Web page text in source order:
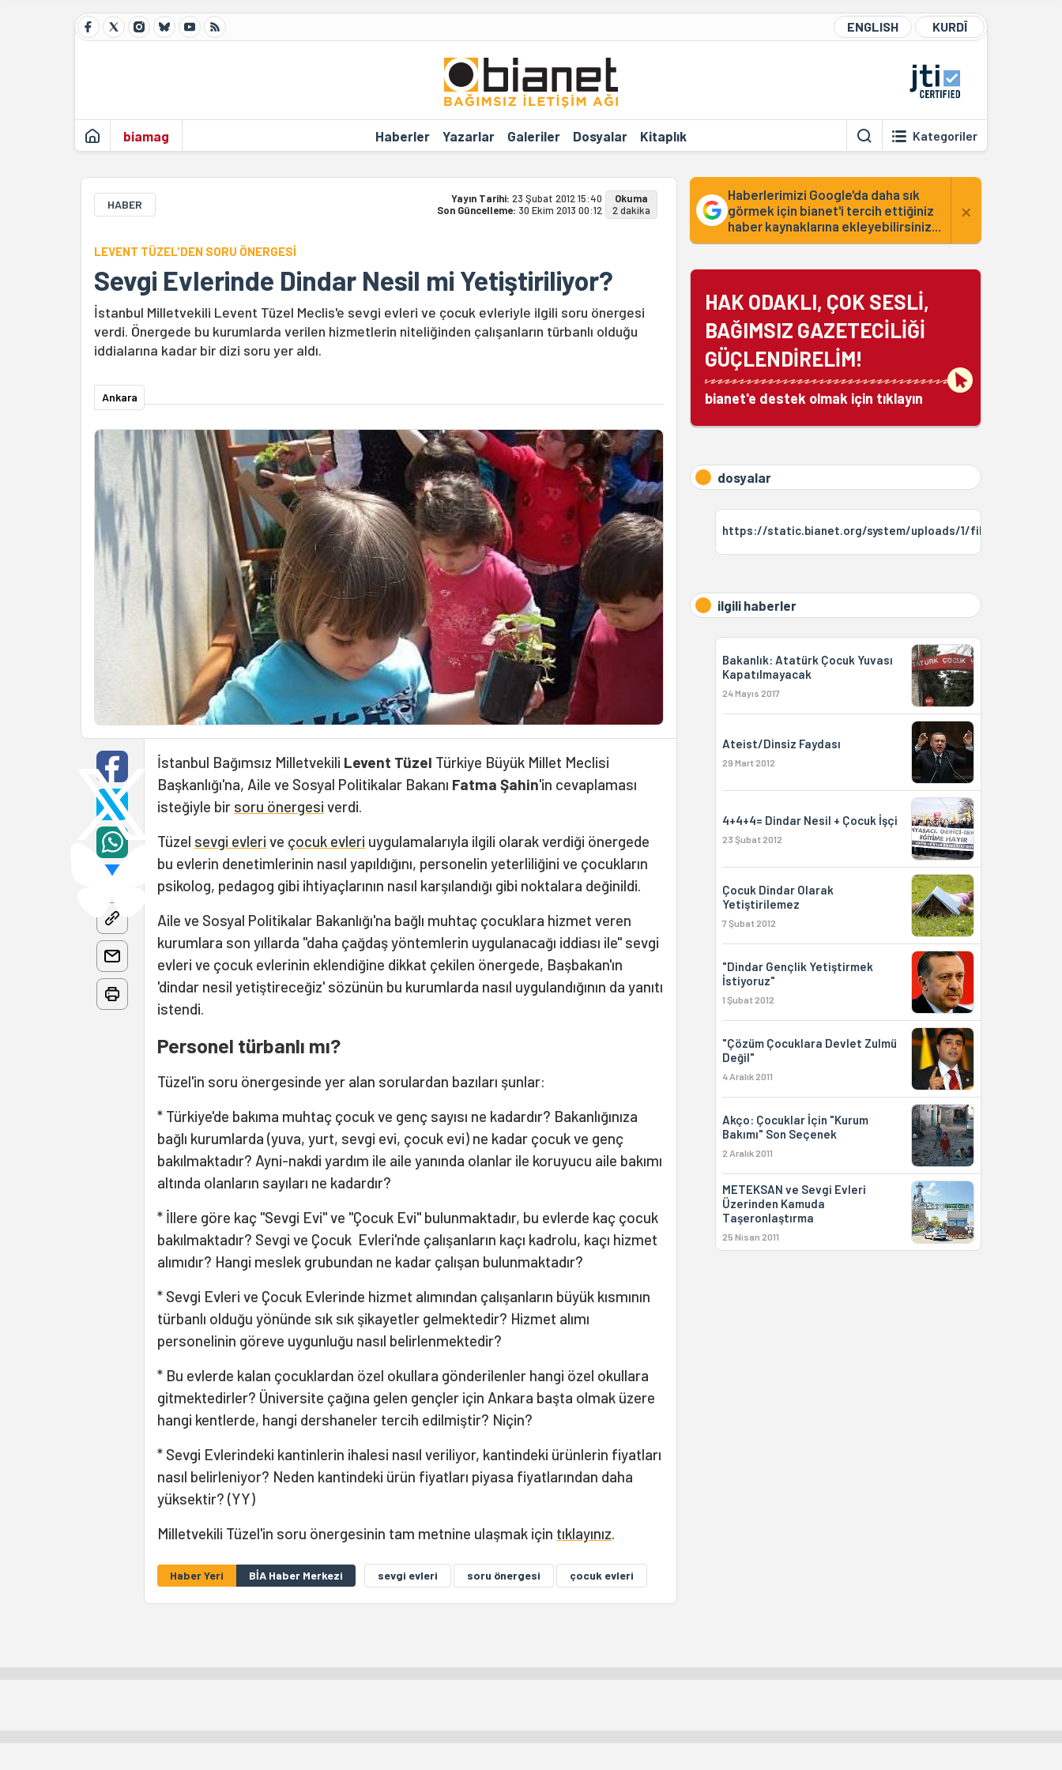
ENGLISH KURDÎ
biamag Haberler Yazarlar Galeriler Dosyalar Kitaplık Kategoriler
HABER Yayın Tarihi: 23 Şubat 2012 15:40
Son Güncelleme: 30 Ekim 2013 00:12
Okuma
2 dakika
LEVENT TÜZEL'DEN SORU ÖNERGESİ
Sevgi Evlerinde Dindar Nesil mi Yetiştiriliyor?
İstanbul Milletvekili Levent Tüzel Meclis'e sevgi evleri ve çocuk evleriyle ilgili soru önergesi
verdi. Önergede bu kurumlarda verilen hizmetlerin niteliğinden çalışanların türbanlı olduğu
iddialarına kadar bir dizi soru yer aldı.
Ankara
İstanbul Bağımsız Milletvekili Levent Tüzel Türkiye Büyük Millet Meclisi
Başkanlığı'na, Aile ve Sosyal Politikalar Bakanı Fatma Şahin'in cevaplaması
isteğiyle bir soru önergesi verdi.
Tüzel sevgi evleri ve çocuk evleri uygulamalarıyla ilgili olarak verdiği önergede
bu evlerin denetimlerinin nasıl yapıldığını, personelin yeterliliğini ve çocukların
psikolog, pedagog gibi ihtiyaçlarının nasıl karşılandığı gibi noktalara değinildi.
Aile ve Sosyal Politikalar Bakanlığı'na bağlı muhtaç çocuklara hizmet veren
kurumlara son yıllarda "daha çağdaş yöntemlerin uygulanacağı iddiası ile" sevgi
evleri ve çocuk evlerinin eklendiğine dikkat çekilen önergede, Başbakan'ın
'dindar nesil yetiştireceğiz' sözünün bu kurumlarda nasıl uygulandığının da yanıtı
istendi.
Personel türbanlı mı?
Tüzel'in soru önergesinde yer alan sorulardan bazıları şunlar:
* Türkiye'de bakıma muhtaç çocuk ve genç sayısı ne kadardır? Bakanlığınıza
bağlı kurumlarda (yuva, yurt, sevgi evi, çocuk evi) ne kadar çocuk ve genç
bakılmaktadır? Ayni-nakdi yardım ile aile yanında olanlar ile koruyucu aile bakımı
altında olanların sayıları ne kadardır?
* İllere göre kaç "Sevgi Evi" ve "Çocuk Evi" bulunmaktadır, bu evlerde kaç çocuk
bakılmaktadır? Sevgi ve Çocuk Evleri'nde çalışanların kaçı kadrolu, kaçı hizmet
alımıdır? Hangi meslek grubundan ne kadar çalışan bulunmaktadır?
* Sevgi Evleri ve Çocuk Evlerinde hizmet alımından çalışanların büyük kısmının
türbanlı olduğu yönünde sık sık şikayetler gelmektedir? Hizmet alımı
personelinin göreve uygunluğu nasıl belirlenmektedir?
* Bu evlerde kalan çocuklardan özel okullara gönderilenler hangi özel okullara
gitmektedirler? Üniversite çağına gelen gençler için Ankara başta olmak üzere
hangi kentlerde, hangi dershaneler tercih edilmiştir? Niçin?
* Sevgi Evlerindeki kantinlerin ihalesi nasıl veriliyor, kantindeki ürünlerin fiyatları
nasıl belirleniyor? Neden kantindeki ürün fiyatları piyasa fiyatlarından daha
yüksektir? (YY)
Milletvekili Tüzel'in soru önergesinin tam metnine ulaşmak için tıklayınız.
Haber Yeri BİA Haber Merkezi sevgi evleri soru önergesi çocuk evleri
Haberlerimizi Google'da daha sık
görmek için bianet'i tercih ettiğiniz
haber kaynaklarına ekleyebilirsiniz...
×
HAK ODAKLI, ÇOK SESLİ,
BAĞIMSIZ GAZETECİLİĞİ
GÜÇLENDİRELİM!
bianet'e destek olmak için tıklayın
dosyalar
https://static.bianet.org/system/uploads/1/files/
ilgili haberler
Bakanlık: Atatürk Çocuk Yuvası
Kapatılmayacak
24 Mayıs 2017
Ateist/Dinsiz Faydası
29 Mart 2012
4+4+4= Dindar Nesil + Çocuk İşçi
23 Şubat 2012
Çocuk Dindar Olarak
Yetiştirilemez
7 Şubat 2012
"Dindar Gençlik Yetiştirmek
İstiyoruz"
1 Şubat 2012
"Çözüm Çocuklara Devlet Zulmü
Değil"
4 Aralık 2011
Akço: Çocuklar İçin "Kurum
Bakımı" Son Seçenek
2 Aralık 2011
METEKSAN ve Sevgi Evleri
Üzerinden Kamuda
Taşeronlaştırma
25 Nisan 2011